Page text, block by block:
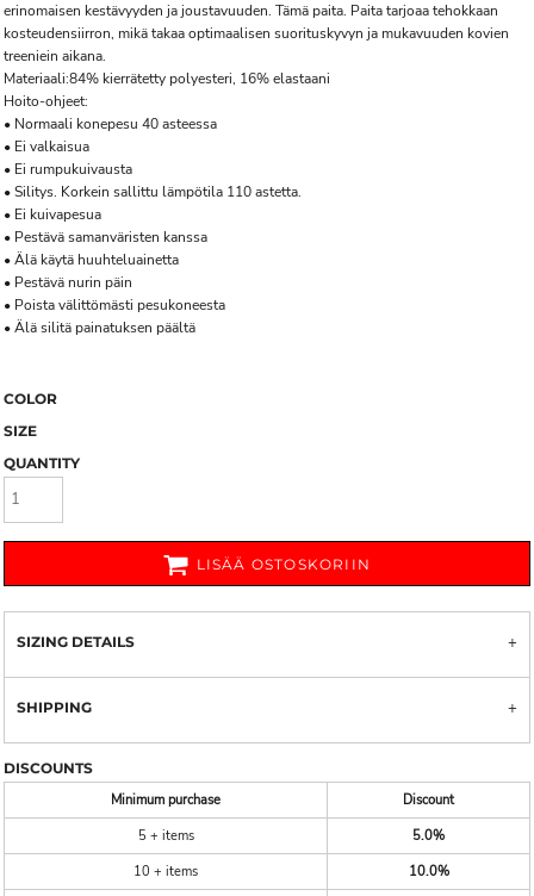
erinomaisen kestävyyden ja joustavuuden. Tämä paita. Paita tarjoaa tehokkaan
kosteudensiirron, mikä takaa optimaalisen suorituskyvyn ja mukavuuden kovien
treeniein aikana.
Materiaali:84% kierrätetty polyesteri, 16% elastaani
Hoito-ohjeet:
• Normaali konepesu 40 asteessa
• Ei valkaisua
• Ei rumpukuivausta
• Silitys. Korkein sallittu lämpötila 110 astetta.
• Ei kuivapesua
• Pestävä samanväristen kanssa
• Älä käytä huuhteluainetta
• Pestävä nurin päin
• Poista välittömästi pesukoneesta
• Älä silitä painatuksen päältä
COLOR
SIZE
QUANTITY
LISÄÄ OSTOSKORIIN
SIZING DETAILS
SHIPPING
DISCOUNTS
Minimum purchase
Discount
5 + items
5.0%
10 + items
10.0%